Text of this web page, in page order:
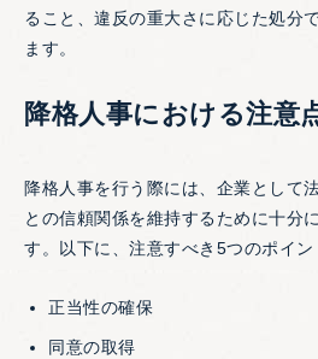
ること、違反の重大さに応じた処分
ます。
降格人事における注意
降格人事を行う際には、企業として
との信頼関係を維持するために十分
す。以下に、注意すべき5つのポイン
正当性の確保
同意の取得